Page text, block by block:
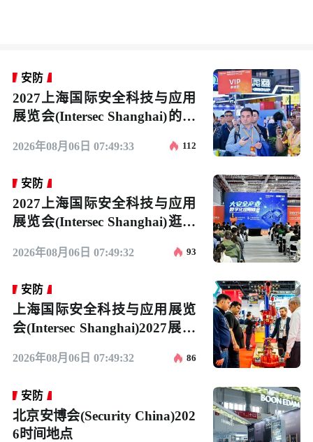
安防
2027上海国际安全科技与应用
展览会(Intersec Shanghai)的展
2026年08月06日 07:49:33 112
安防
2027上海国际安全科技与应用
展览会(Intersec Shanghai)逛展
2026年08月06日 07:49:32 93
安防
上海国际安全科技与应用展览
会(Intersec Shanghai)2027展位
2026年08月06日 07:49:32 86
安防
北京安博会(Security China)202
6时间地点